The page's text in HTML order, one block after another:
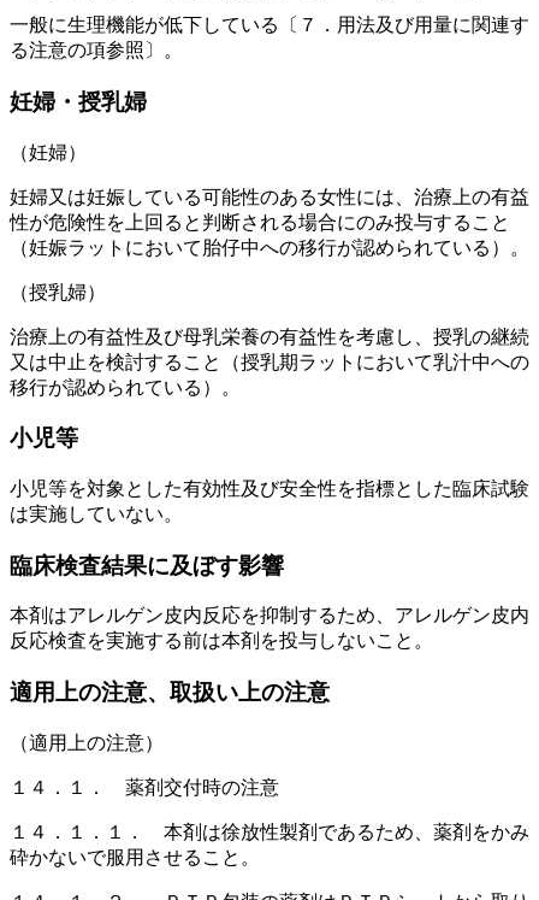
一般に生理機能が低下している〔７．用法及び用量に関連す
る注意の項参照〕。
妊婦・授乳婦
（妊婦）
妊婦又は妊娠している可能性のある女性には、治療上の有益
性が危険性を上回ると判断される場合にのみ投与すること
（妊娠ラットにおいて胎仔中への移行が認められている）。
（授乳婦）
治療上の有益性及び母乳栄養の有益性を考慮し、授乳の継続
又は中止を検討すること（授乳期ラットにおいて乳汁中への
移行が認められている）。
小児等
小児等を対象とした有効性及び安全性を指標とした臨床試験
は実施していない。
臨床検査結果に及ぼす影響
本剤はアレルゲン皮内反応を抑制するため、アレルゲン皮内
反応検査を実施する前は本剤を投与しないこと。
適用上の注意、取扱い上の注意
（適用上の注意）
１４．１． 薬剤交付時の注意
１４．１．１． 本剤は徐放性製剤であるため、薬剤をかみ
砕かないで服用させること。